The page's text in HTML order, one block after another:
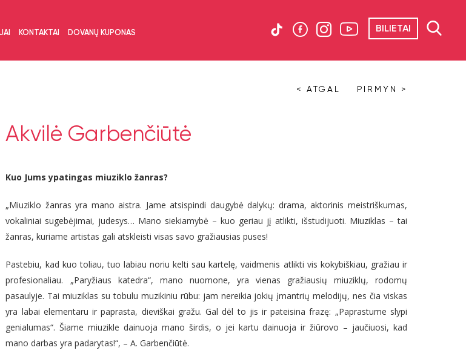
BILIETAI
KONTAKTAI DOVANŲ KUPONAS
< ATGAL PIRMYN >
Akvilė Garbenčiūtė
Kuo Jums ypatingas miuziklo žanras?
„Miuziklo žanras yra mano aistra. Jame atsispindi daugybė dalykų: drama, aktorinis meistriškumas,
vokaliniai sugebėjimai, judesys… Mano siekiamybė – kuo geriau jį atlikti, išstudijuoti. Miuziklas – tai
žanras, kuriame artistas gali atskleisti visas savo gražiausias puses!
Pastebiu, kad kuo toliau, tuo labiau noriu kelti sau kartelę, vaidmenis atlikti vis kokybiškiau, gražiau ir
profesionaliau. „Paryžiaus katedra“, mano nuomone, yra vienas gražiausių miuziklų, rodomų
pasaulyje. Tai miuziklas su tobulu muzikiniu rūbu: jam nereikia jokių įmantrių melodijų, nes čia viskas
yra labai elementaru ir paprasta, dieviškai gražu. Gal dėl to jis ir pateisina frazę: „Paprastume slypi
genialumas“. Šiame miuzikle dainuoja mano širdis, o jei kartu dainuoja ir žiūrovo – jaučiuosi, kad
mano darbas yra padarytas!“, – A. Garbenčiūtė.